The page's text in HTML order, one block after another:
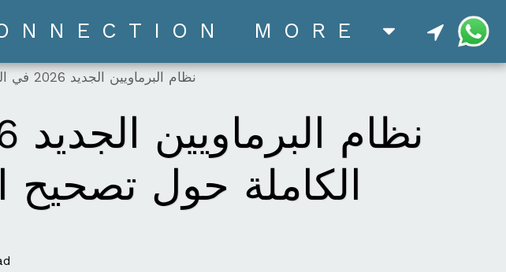
MORE
نظام البرماويين الجديد 2026 في السعودية: الحقيقة الكاملة حول تصحيح الأوضاع والإقامة والزواج
الكاملة حول تصحيح